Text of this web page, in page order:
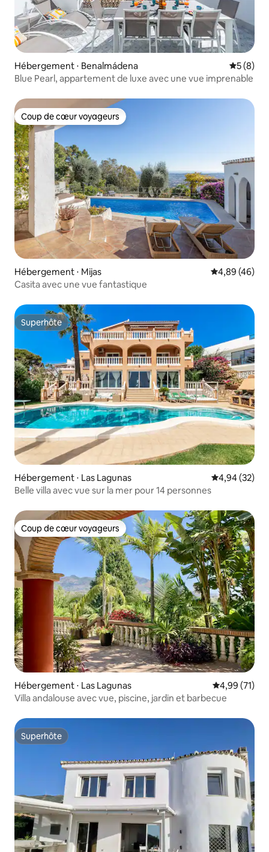
Hébergement ⋅ Benalmádena
5 (8)
Blue Pearl, appartement de luxe avec une vue imprenable
Coup de cœur voyageurs
Coup de cœur voyageurs
Hébergement ⋅ Mijas Évaluation
4,89 (46)
Casita avec une vue fantastique
Superhôte
Superhôte
Hébergement ⋅ Las Lagunas Évaluation
4,94 (32)
Belle villa avec vue sur la mer pour 14 personnes
Coup de cœur voyageurs
Coup de cœur voyageurs
Hébergement ⋅ Las Lagunas Évaluation
4,99 (71)
Villa andalouse avec vue, piscine, jardin et barbecue
Superhôte
Superhôte